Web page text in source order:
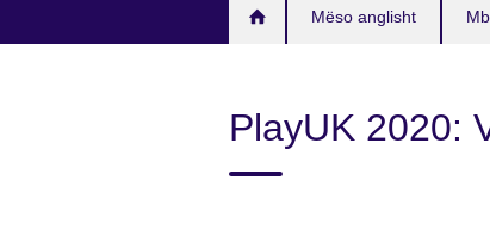
Mëso anglisht
PlayUK 2020: